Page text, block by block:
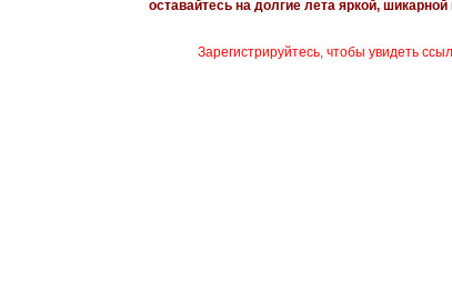
оставайтесь на долгие лета яркой,
Зарегистрируйтесь, чтобы увидеть